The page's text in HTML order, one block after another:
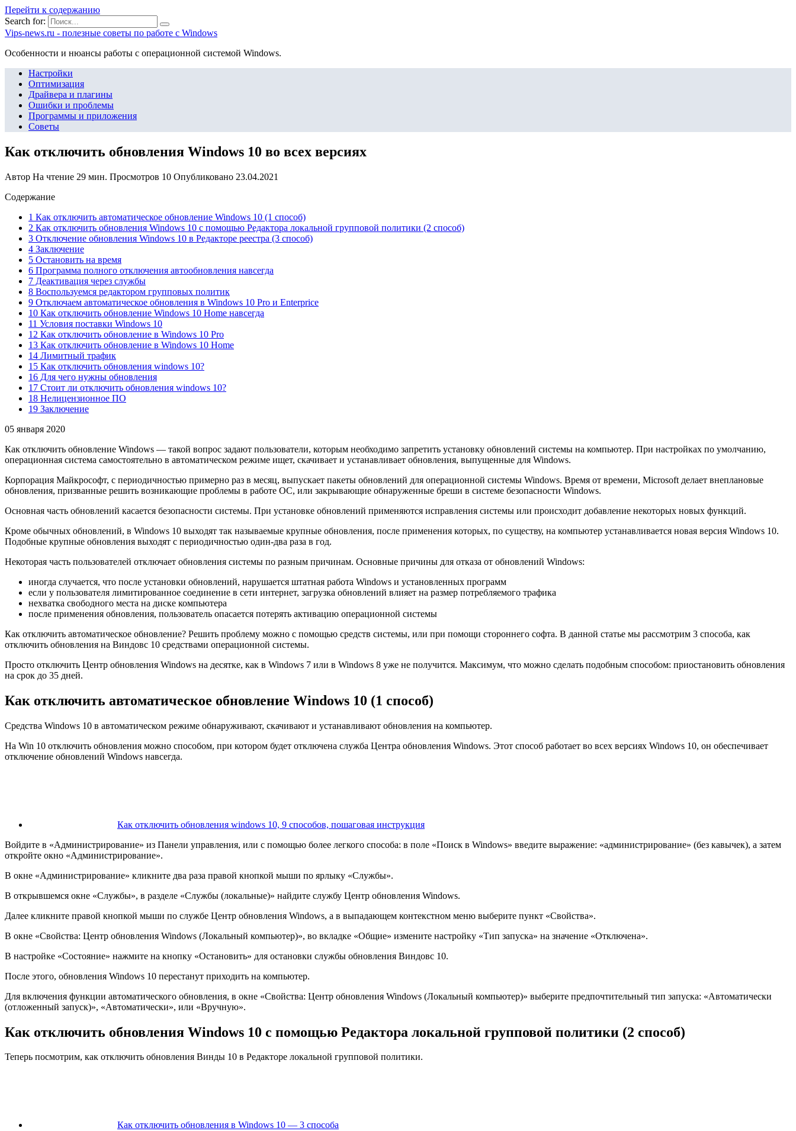
Перейти к содержанию
Search for:
Vips-news.ru - полезные советы по работе с Windows
Особенности и нюансы работы с операционной системой Windows.
Настройки
Оптимизация
Драйвера и плагины
Ошибки и проблемы
Программы и приложения
Советы
Как отключить обновления Windows 10 во всех версиях
Автор На чтение 29 мин. Просмотров 10 Опубликовано 23.04.2021
Содержание
1 Как отключить автоматическое обновление Windows 10 (1 способ)
2 Как отключить обновления Windows 10 с помощью Редактора локальной групповой политики (2 способ)
3 Отключение обновления Windows 10 в Редакторе реестра (3 способ)
4 Заключение
5 Остановить на время
6 Программа полного отключения автообновления навсегда
7 Деактивация через службы
8 Воспользуемся редактором групповых политик
9 Отключаем автоматическое обновления в Windows 10 Pro и Enterprice
10 Как отключить обновление Windows 10 Home навсегда
11 Условия поставки Windows 10
12 Как отключить обновление в Windows 10 Pro
13 Как отключить обновление в Windows 10 Home
14 Лимитный трафик
15 Как отключить обновления windows 10?
16 Для чего нужны обновления
17 Стоит ли отключить обновления windows 10?
18 Нелицензионное ПО
19 Заключение
05 января 2020
Как отключить обновление Windows — такой вопрос задают пользователи, которым необходимо запретить установку обновлений системы на компьютер. При настройках по умолчанию,
операционная система самостоятельно в автоматическом режиме ищет, скачивает и устанавливает обновления, выпущенные для Windows.
Корпорация Майкрософт, с периодичностью примерно раз в месяц, выпускает пакеты обновлений для операционной системы Windows. Время от времени, Microsoft делает внеплановые
обновления, призванные решить возникающие проблемы в работе ОС, или закрывающие обнаруженные бреши в системе безопасности Windows.
Основная часть обновлений касается безопасности системы. При установке обновлений применяются исправления системы или происходит добавление некоторых новых функций.
Кроме обычных обновлений, в Windows 10 выходят так называемые крупные обновления, после применения которых, по существу, на компьютер устанавливается новая версия Windows 10.
Подобные крупные обновления выходят с периодичностью один-два раза в год.
Некоторая часть пользователей отключает обновления системы по разным причинам. Основные причины для отказа от обновлений Windows:
иногда случается, что после установки обновлений, нарушается штатная работа Windows и установленных программ
если у пользователя лимитированное соединение в сети интернет, загрузка обновлений влияет на размер потребляемого трафика
нехватка свободного места на диске компьютера
после применения обновления, пользователь опасается потерять активацию операционной системы
Как отключить автоматическое обновление? Решить проблему можно с помощью средств системы, или при помощи стороннего софта. В данной статье мы рассмотрим 3 способа, как
отключить обновления на Виндовс 10 средствами операционной системы.
Просто отключить Центр обновления Windows на десятке, как в Windows 7 или в Windows 8 уже не получится. Максимум, что можно сделать подобным способом: приостановить обновления
на срок до 35 дней.
Как отключить автоматическое обновление Windows 10 (1 способ)
Средства Windows 10 в автоматическом режиме обнаруживают, скачивают и устанавливают обновления на компьютер.
На Win 10 отключить обновления можно способом, при котором будет отключена служба Центра обновления Windows. Этот способ работает во всех версиях Windows 10, он обеспечивает
отключение обновлений Windows навсегда.
Как отключить обновления windows 10, 9 способов, пошаговая инструкция
Войдите в «Администрирование» из Панели управления, или с помощью более легкого способа: в поле «Поиск в Windows» введите выражение: «администрирование» (без кавычек), а затем
откройте окно «Администрирование».
В окне «Администрирование» кликните два раза правой кнопкой мыши по ярлыку «Службы».
В открывшемся окне «Службы», в разделе «Службы (локальные)» найдите службу Центр обновления Windows.
Далее кликните правой кнопкой мыши по службе Центр обновления Windows, а в выпадающем контекстном меню выберите пункт «Свойства».
В окне «Свойства: Центр обновления Windows (Локальный компьютер)», во вкладке «Общие» измените настройку «Тип запуска» на значение «Отключена».
В настройке «Состояние» нажмите на кнопку «Остановить» для остановки службы обновления Виндовс 10.
После этого, обновления Windows 10 перестанут приходить на компьютер.
Для включения функции автоматического обновления, в окне «Свойства: Центр обновления Windows (Локальный компьютер)» выберите предпочтительный тип запуска: «Автоматически
(отложенный запуск)», «Автоматически», или «Вручную».
Как отключить обновления Windows 10 с помощью Редактора локальной групповой политики (2 способ)
Теперь посмотрим, как отключить обновления Винды 10 в Редакторе локальной групповой политики.
Как отключить обновления в Windows 10 — 3 способа